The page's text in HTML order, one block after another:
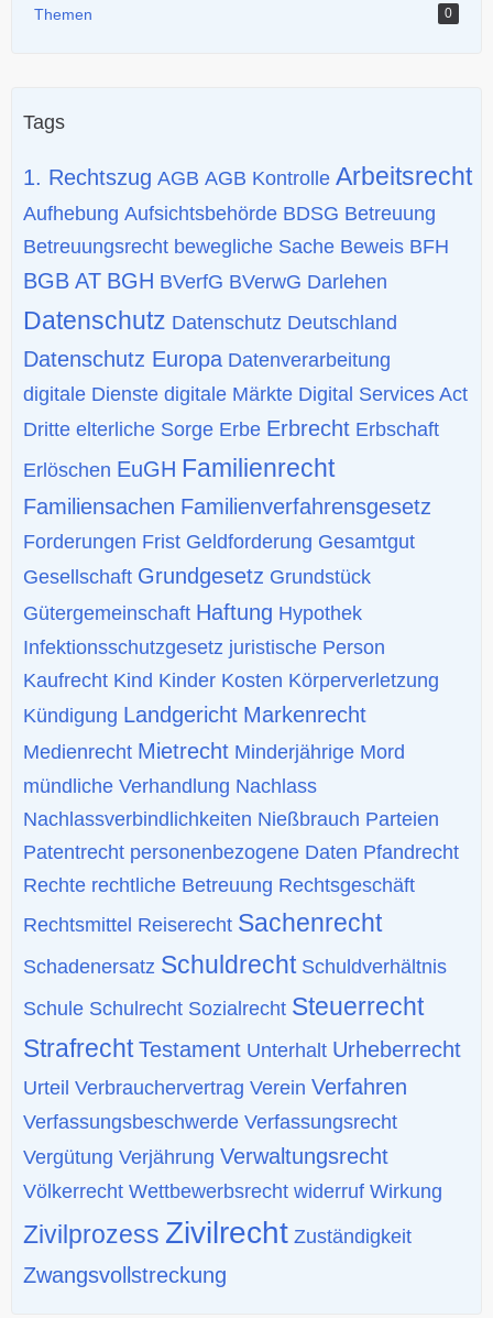
Themen 0
Tags
1. Rechtszug AGB AGB Kontrolle Arbeitsrecht
Aufhebung Aufsichtsbehörde BDSG Betreuung
Betreuungsrecht bewegliche Sache Beweis BFH
BGB AT BGH BVerfG BVerwG Darlehen
Datenschutz Datenschutz Deutschland
Datenschutz Europa Datenverarbeitung
digitale Dienste digitale Märkte Digital Services Act
Dritte elterliche Sorge Erbe Erbrecht Erbschaft
Erlöschen EuGH Familienrecht
Familiensachen Familienverfahrensgesetz
Forderungen Frist Geldforderung Gesamtgut
Gesellschaft Grundgesetz Grundstück
Gütergemeinschaft Haftung Hypothek
Infektionsschutzgesetz juristische Person
Kaufrecht Kind Kinder Kosten Körperverletzung
Kündigung Landgericht Markenrecht
Medienrecht Mietrecht Minderjährige Mord
mündliche Verhandlung Nachlass
Nachlassverbindlichkeiten Nießbrauch Parteien
Patentrecht personenbezogene Daten Pfandrecht
Rechte rechtliche Betreuung Rechtsgeschäft
Rechtsmittel Reiserecht Sachenrecht
Schadenersatz Schuldrecht Schuldverhältnis
Schule Schulrecht Sozialrecht Steuerrecht
Strafrecht Testament Unterhalt Urheberrecht
Urteil Verbrauchervertrag Verein Verfahren
Verfassungsbeschwerde Verfassungsrecht
Vergütung Verjährung Verwaltungsrecht
Völkerrecht Wettbewerbsrecht widerruf Wirkung
Zivilprozess Zivilrecht Zuständigkeit
Zwangsvollstreckung